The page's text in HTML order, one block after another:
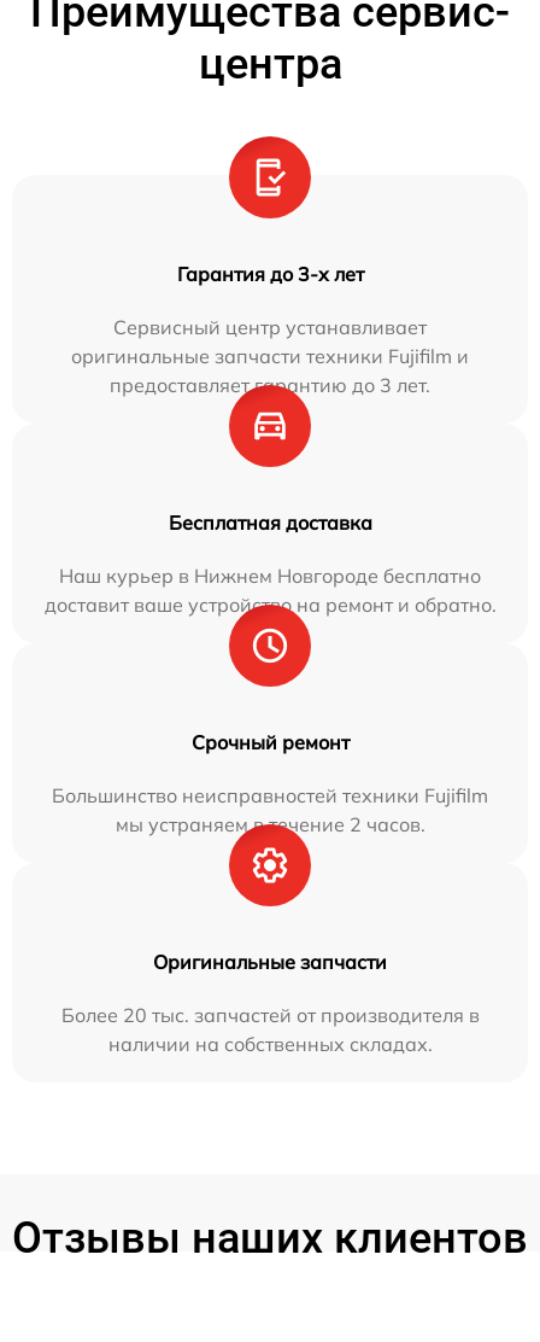
Преимущества сервис-
центра
Гарантия до 3-х лет
Сервисный центр устанавливает
оригинальные запчасти техники Fujifilm и
предоставляет гарантию до 3 лет.
Бесплатная доставка
Наш курьер в Нижнем Новгороде бесплатно
доставит ваше устройство на ремонт и обратно.
Срочный ремонт
Большинство неисправностей техники Fujifilm
мы устраняем в течение 2 часов.
Оригинальные запчасти
Более 20 тыс. запчастей от производителя в
наличии на собственных складах.
Отзывы наших клиентов